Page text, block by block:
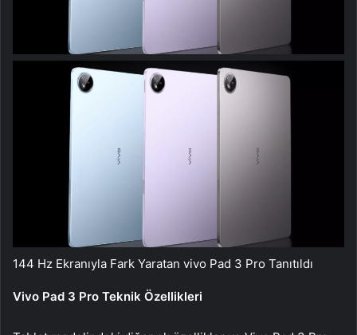
144 Hz Ekranıyla Fark Yaratan vivo Pad 3 Pro Tanıtıldı
Vivo Pad 3 Pro Teknik Özellikleri